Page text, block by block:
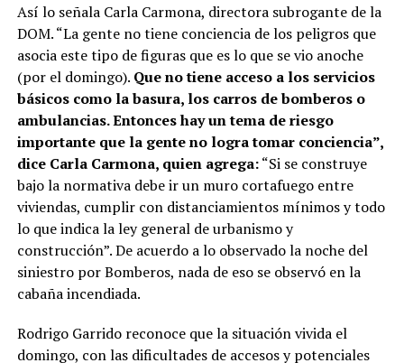
Así lo señala Carla Carmona, directora subrogante de la
DOM. “La gente no tiene conciencia de los peligros que
asocia este tipo de figuras que es lo que se vio anoche
(por el domingo). Que no tiene acceso a los servicios
básicos como la basura, los carros de bomberos o
ambulancias. Entonces hay un tema de riesgo
importante que la gente no logra tomar conciencia”,
dice Carla Carmona, quien agrega:“Si se construye
bajo la normativa debe ir un muro cortafuego entre
viviendas, cumplir con distanciamientos mínimos y todo
lo que indica la ley general de urbanismo y
construcción”. De acuerdo a lo observado la noche del
siniestro por Bomberos, nada de eso se observó en la
cabaña incendiada.
Rodrigo Garrido reconoce que la situación vivida el
domingo, con las dificultades de accesos y potenciales